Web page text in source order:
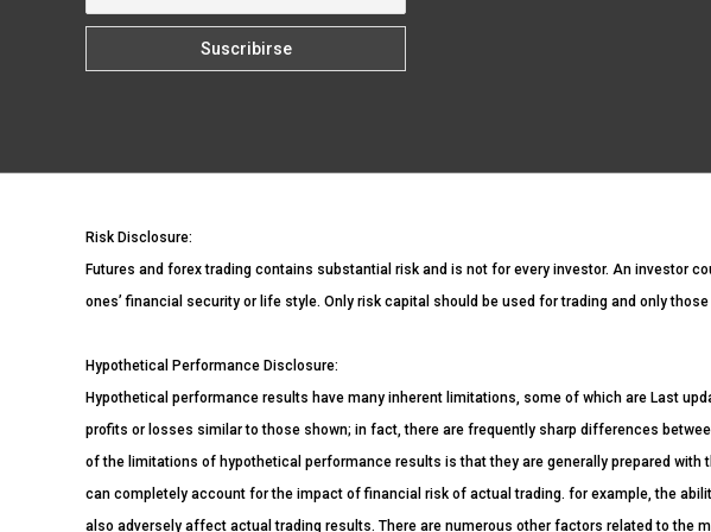
Risk Disclosure:
Futures and forex trading contains substantial risk and is not for every investor. An investor
ones’ financial security or life style. Only risk capital should be used for trading and only
Hypothetical Performance Disclosure:
Hypothetical performance results have many inherent limitations, some of which are Last
profits or losses similar to those shown; in fact, there are frequently sharp differences
of the limitations of hypothetical performance results is that they are generally prepared
can completely account for the impact of financial risk of actual trading. for example, the
also adversely affect actual trading results. There are numerous other factors related to the